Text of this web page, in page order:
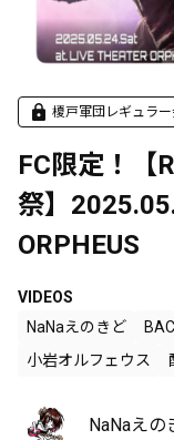
榎戸軍団レギュラ
FC限定！【
祭】
ORPHEUS
VIDEOS
NaNaえのきど
小岩オルフェウス
NaNaえの